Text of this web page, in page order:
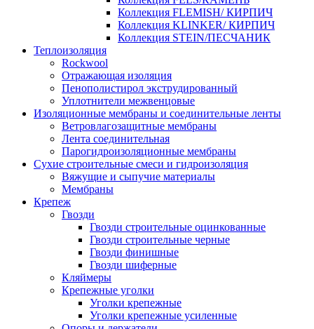
Коллекция FLEMISH/ КИРПИЧ
Коллекция KLINKER/ КИРПИЧ
Коллекция STEIN/ПЕСЧАНИК
Теплоизоляция
Rockwool
Отражающая изоляция
Пенополистирол экструдированный
Уплотнители межвенцовые
Изоляционные мембраны и соединительные ленты
Ветровлагозащитные мембраны
Лента соединительная
Парогидроизоляционные мембраны
Сухие строительные смеси и гидроизоляция
Вяжущие и сыпучие материалы
Мембраны
Крепеж
Гвозди
Гвозди строительные оцинкованные
Гвозди строительные черные
Гвозди финишные
Гвозди шиферные
Кляймеры
Крепежные уголки
Уголки крепежные
Уголки крепежные усиленные